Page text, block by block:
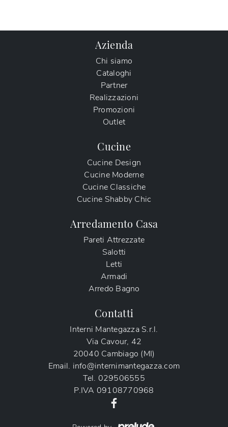
Azienda
Chi siamo
Cataloghi
Partner
Realizzazioni
Promozioni
Outlet
Cucine
Cucine Design
Cucine Moderne
Cucine Classiche
Cucine Shabby Chic
Arredamento Casa
Pareti Attrezzate
Salotti
Letti
Armadi
Arredo Bagno
Contatti
Interni Mantegazza S.r.l.
Via Cavour, 42
20040 Cambiago (MI)
Email. info@internimantegazza.com
Tel. 029506555
P.IVA 09108770968